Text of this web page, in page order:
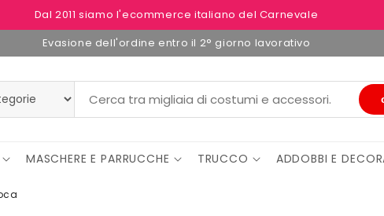
Dal 2011 siamo l'ecommerce italiano del Carnevale
Evasione dell'ordine entro il 2° giorno lavorativo
MASCHERE E PARRUCCHE TRUCCO ADDOBBI E